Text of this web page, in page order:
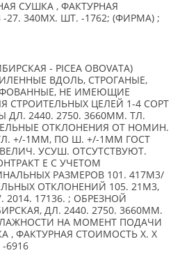
СУШКА , ФАКТУРНАЯ
27. 340МX. ШТ. -1762; (ФИРМА) ;
- PICEA OBOVATA)
ВДОЛЬ, СТРОГАНЫЕ,
НЕ ИМЕЮЩИЕ
СТРОИТЕЛЬНЫХ ЦЕЛЕЙ 1-4 СОРТ
2440. 2750. 3660ММ. ТЛ.
ОТКЛОНЕНИЯ ОТ НОМИН.
+/-1ММ, ПО Ш. +/-1ММ ГОСТ
УСУШ. ОТСУТСТВУЮТ.
Е С УЧЕТОМ
РАЗМЕРОВ 101. 417М3/
ОТКЛОНЕНИЙ 105. 21М3,
2014. 17136. ; ОБРЕЗНОЙ
ДЛ. 2440. 2750. 3660ММ.
НА МОМЕНТ ПОДАЧИ
, ФАКТУРНАЯ СТОИМОСТЬ X. X
6916